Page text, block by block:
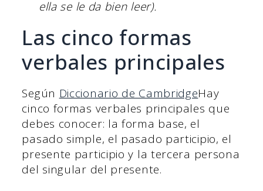
ella se le da bien leer).
Las cinco formas
verbales principales
Según Diccionario de CambridgeHay
cinco formas verbales principales que
debes conocer: la forma base, el
pasado simple, el pasado participio, el
presente participio y la tercera persona
del singular del presente.